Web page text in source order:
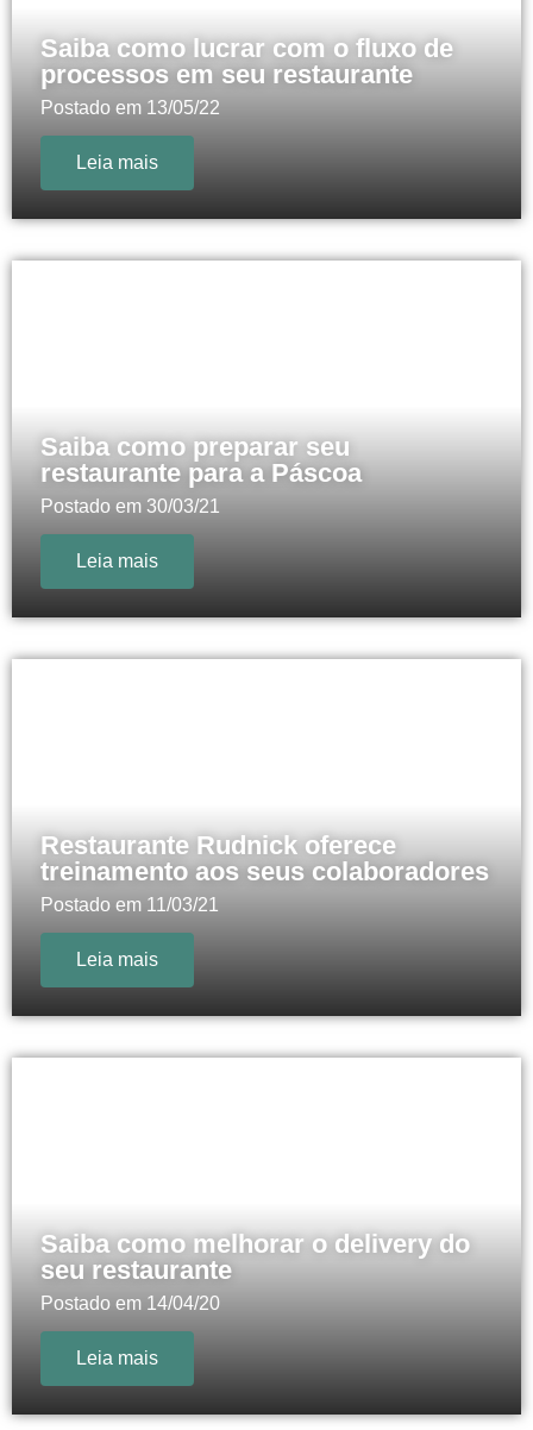
Saiba como lucrar com o fluxo de
processos em seu restaurante
Postado em 13/05/22
Leia mais
Saiba como preparar seu
restaurante para a Páscoa
Postado em 30/03/21
Leia mais
Restaurante Rudnick oferece
treinamento aos seus colaboradores
Postado em 11/03/21
Leia mais
Saiba como melhorar o delivery do
seu restaurante
Postado em 14/04/20
Leia mais